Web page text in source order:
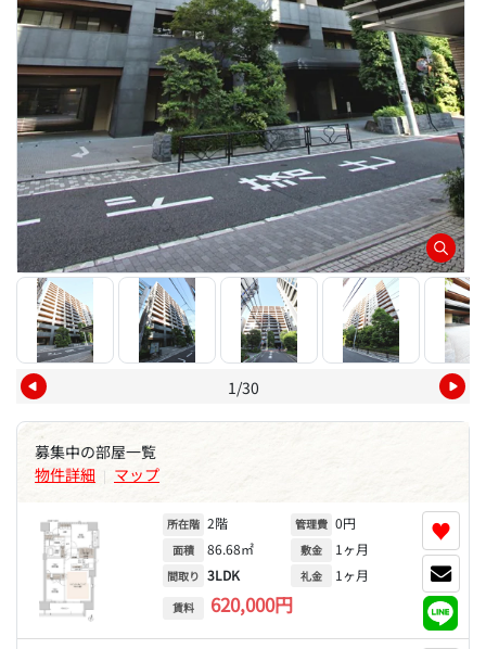
1/30
募集中の部屋一覧
物件詳細 | マップ
所在階 2階
面積 86.68㎡
間取り 3LDK
賃料 620,000円
管理費 0円
敷金 1ヶ月
礼金 1ヶ月
♥